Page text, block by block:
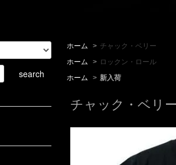
ホーム > チャック・ベリー
ホーム
> ロックン・ロール
ホーム
> 新入荷
チャック・ベリ